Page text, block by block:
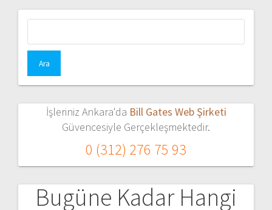
İşleriniz Ankara'da Bill Gates Web Şirketi
Güvencesiyle Gerçekleşmektedir.
0 (312) 276 75 93
Bugüne Kadar Hangi